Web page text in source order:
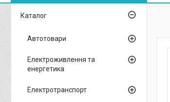
Каталог
Автотовари
Електроживлення та
енергетика
Електротранспорт